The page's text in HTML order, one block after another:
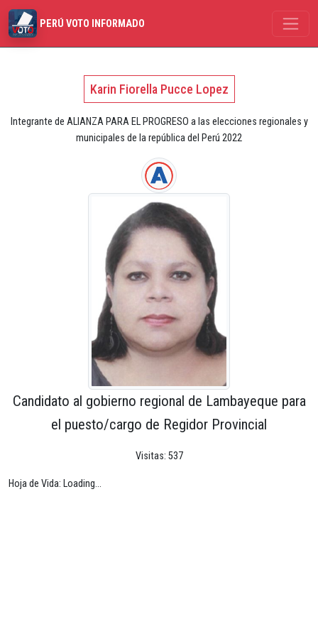
PERÚ VOTO INFORMADO
Karin Fiorella Pucce Lopez
Integrante de ALIANZA PARA EL PROGRESO a las elecciones regionales y
municipales de la república del Perú 2022
Candidato al gobierno regional de Lambayeque para
el puesto/cargo de Regidor Provincial
Visitas: 537
Hoja de Vida: Loading...